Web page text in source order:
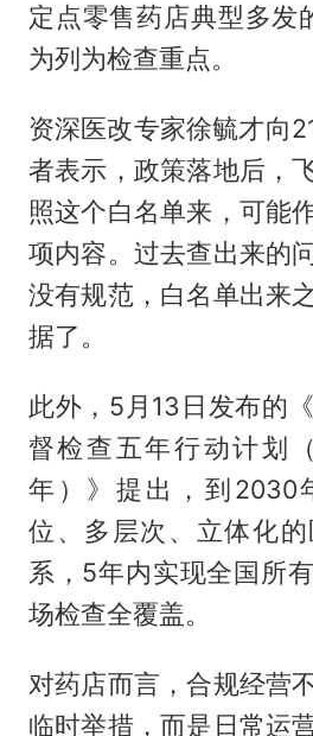
定点零售药店典型多发
为列为检查重点。
资深医改专家徐毓才向
者表示，政策落地后，
照这个白名单来，可能
项内容。过去查出来的
没有规范，白名单出来
据了。
此外，5月13日发布的
督检查五年行动计划
年）》提出，到2030
位、多层次、立体化
系，5年内实现全国所
场检查全覆盖。
对药店而言，合规经营
临时举措，而是日常运